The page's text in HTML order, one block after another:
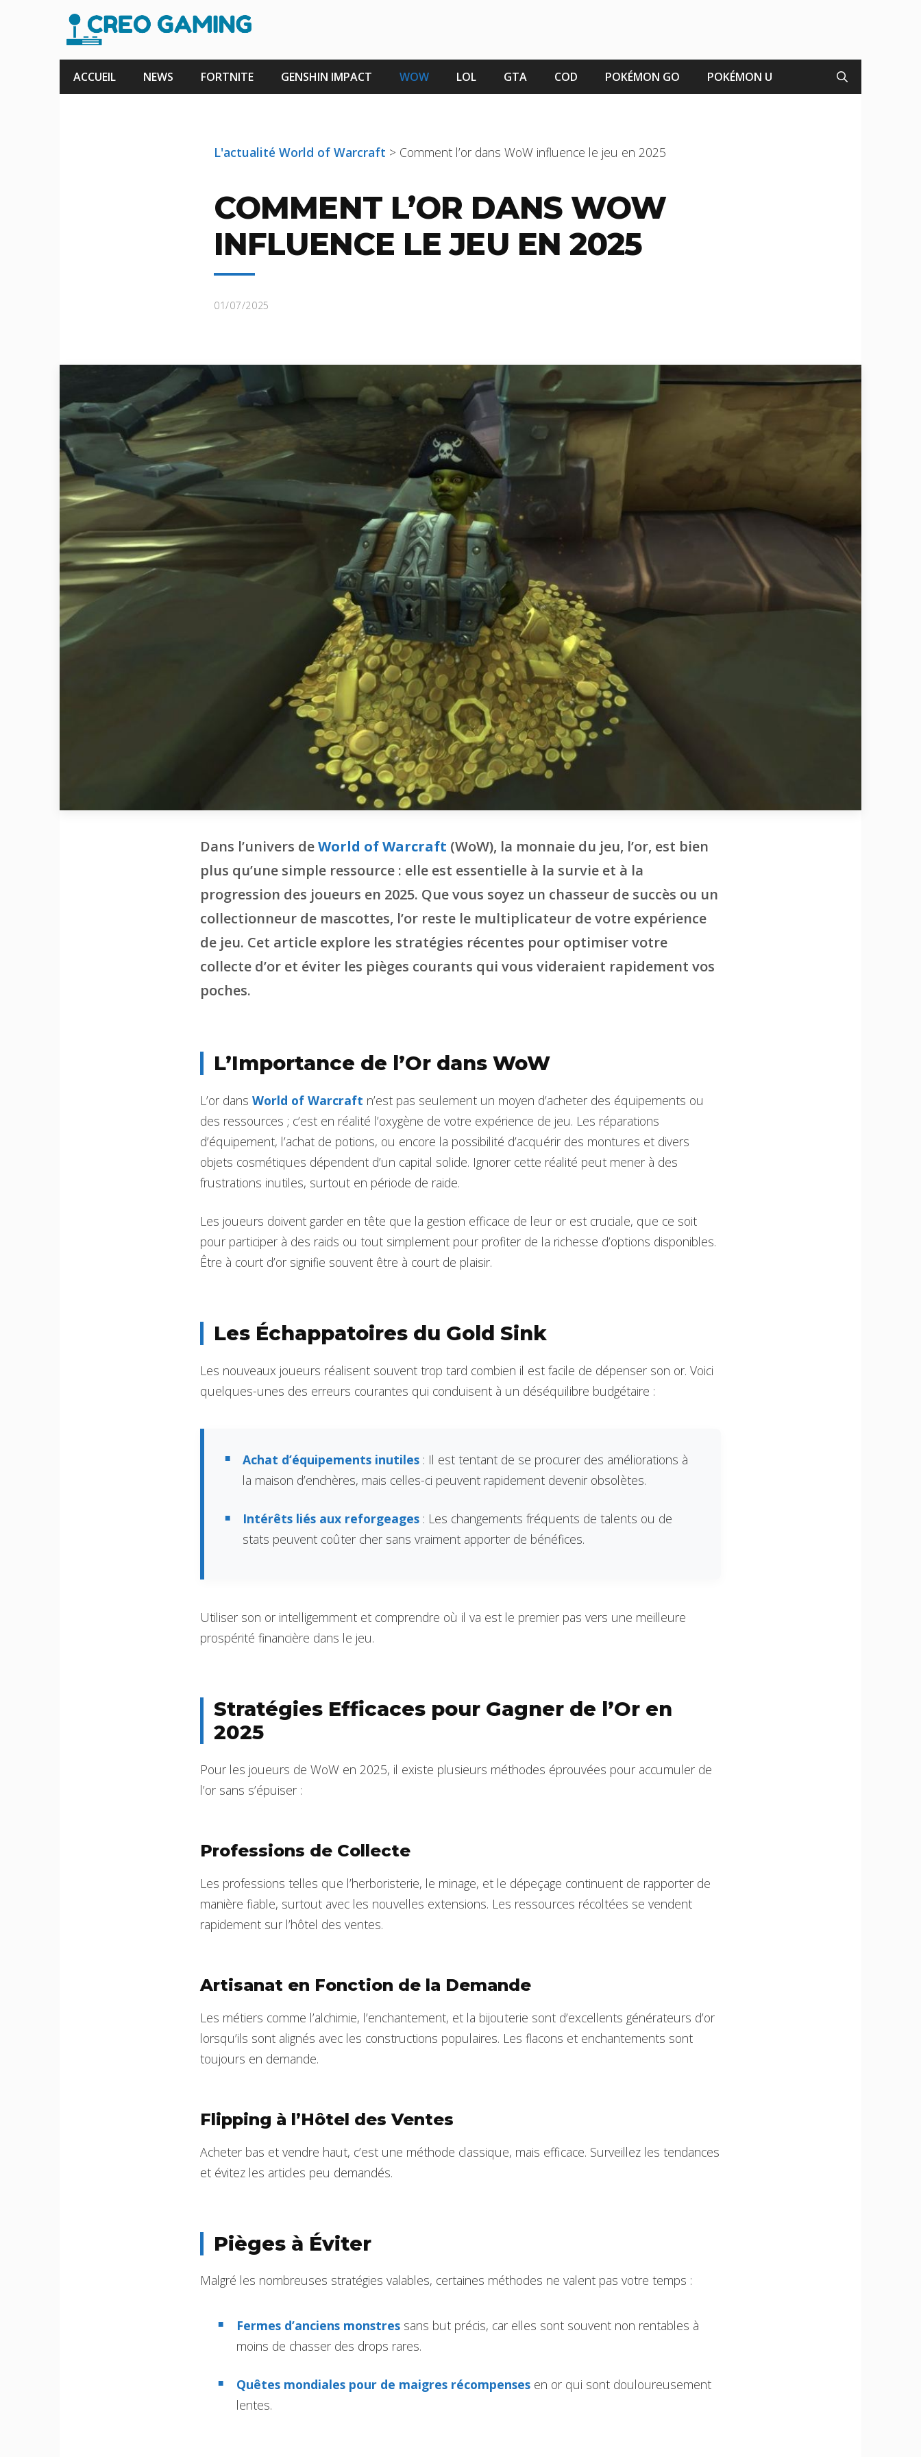
contenu
ACCUEIL NEWS FORTNITE GENSHIN IMPACT WOW LOL GTA COD POKÉMON GO POKÉMON U
L'actualité World of Warcraft > Comment l’or dans WoW influence le jeu en 2025
COMMENT L’OR DANS WOW
INFLUENCE LE JEU EN 2025
01/07/2025
Dans l’univers deWorld of Warcraft (WoW), la monnaie du jeu, l’or, est bien
plus qu’une simple ressource : elle est essentielle à la survie et à la
progression des joueurs en 2025. Que vous soyez un chasseur de succès ou un
collectionneur de mascottes, l’or reste le multiplicateur de votre expérience
de jeu. Cet article explore les stratégies récentes pour optimiser votre
collecte d’or et éviter les pièges courants qui vous videraient rapidement vos
poches.
L’Importance de l’Or dans WoW
L’or dans World of Warcraft n’est pas seulement un moyen d’acheter des équipements ou
des ressources ; c’est en réalité l’oxygène de votre expérience de jeu. Les réparations
d’équipement, l’achat de potions, ou encore la possibilité d’acquérir des montures et divers
objets cosmétiques dépendent d’un capital solide. Ignorer cette réalité peut mener à des
frustrations inutiles, surtout en période de raide.
Les joueurs doivent garder en tête que la gestion efficace de leur or est cruciale, que ce soit
pour participer à des raids ou tout simplement pour profiter de la richesse d’options disponibles.
Être à court d’or signifie souvent être à court de plaisir.
Les Échappatoires du Gold Sink
Les nouveaux joueurs réalisent souvent trop tard combien il est facile de dépenser son or. Voici
quelques-unes des erreurs courantes qui conduisent à un déséquilibre budgétaire :
Achat d’équipements inutiles : Il est tentant de se procurer des améliorations à
la maison d’enchères, mais celles-ci peuvent rapidement devenir obsolètes.
Intérêts liés aux reforgeages : Les changements fréquents de talents ou de
stats peuvent coûter cher sans vraiment apporter de bénéfices.
Utiliser son or intelligemment et comprendre où il va est le premier pas vers une meilleure
prospérité financière dans le jeu.
Stratégies Efficaces pour Gagner de l’Or en
2025
Pour les joueurs de WoW en 2025, il existe plusieurs méthodes éprouvées pour accumuler de
l’or sans s’épuiser :
Professions de Collecte
Les professions telles que l’herboristerie, le minage, et le dépeçage continuent de rapporter de
manière fiable, surtout avec les nouvelles extensions. Les ressources récoltées se vendent
rapidement sur l’hôtel des ventes.
Artisanat en Fonction de la Demande
Les métiers comme l’alchimie, l’enchantement, et la bijouterie sont d’excellents générateurs d’or
lorsqu’ils sont alignés avec les constructions populaires. Les flacons et enchantements sont
toujours en demande.
Flipping à l’Hôtel des Ventes
Acheter bas et vendre haut, c’est une méthode classique, mais efficace. Surveillez les tendances
et évitez les articles peu demandés.
Pièges à Éviter
Malgré les nombreuses stratégies valables, certaines méthodes ne valent pas votre temps :
Fermes d’anciens monstressans but précis, car elles sont souvent non rentables à
moins de chasser des drops rares.
Quêtes mondiales pour de maigres récompensesen or qui sont douloureusement
lentes.